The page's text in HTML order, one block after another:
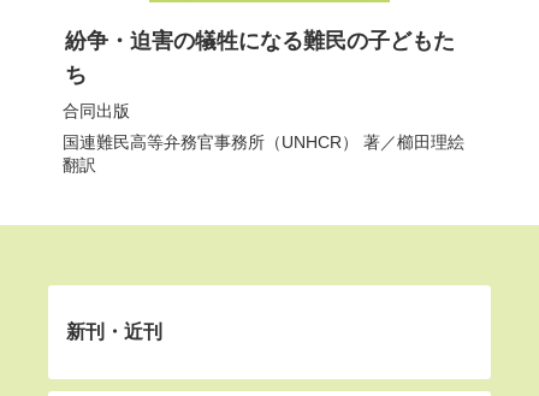
紛争・迫害の犠牲になる難民の子どもた
ち
合同出版
国連難民高等弁務官事務所（UNHCR）
著／櫛田理絵
翻訳
新刊・近刊